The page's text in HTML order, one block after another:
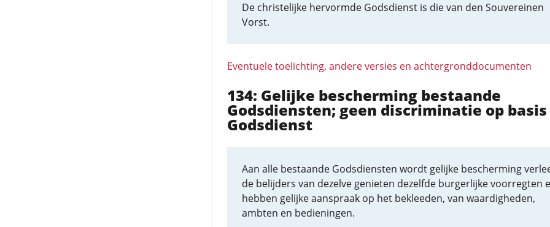
De christelijke hervormde Godsdienst is die van den Souvereinen
Vorst.
Eventuele toelichting, andere versies en achtergronddocumenten
134: Gelijke bescherming bestaande
Godsdiensten; geen discriminatie op
Godsdienst
Aan alle bestaande Godsdiensten wordt gelijke bescherming
de belijders van dezelve genieten dezelfde burgerlijke voorregten
hebben gelijke aanspraak op het bekleeden, van waardigheden,
ambten en bedieningen.